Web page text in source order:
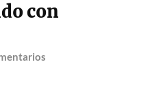
con